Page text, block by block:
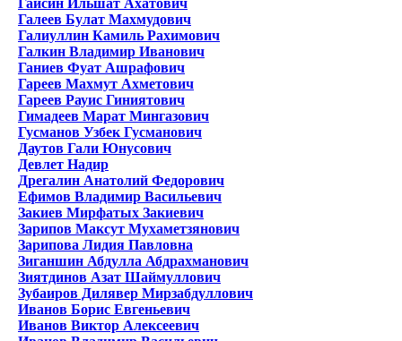
Галеев Булат Махмудович
Галиуллин Камиль Рахимович
Галкин Владимир Иванович
Ганиев Фуат Ашрафович
Гареев Махмут Ахметович
Гареев Рауис Гиниятович
Гимадеев Марат Мингазович
Гусманов Узбек Гусманович
Даутов Гали Юнусович
Девлет Надир
Дрегалин Анатолий Федорович
Ефимов Владимир Васильевич
Закиев Мирфатых Закиевич
Зарипов Максут Мухаметзянович
Зарипова Лидия Павловна
Зиганшин Абдулла Абдрахманович
Зиятдинов Азат Шаймуллович
Зубаиров Дилявер Мирзабдуллович
Иванов Борис Евгеньевич
Иванов Виктор Алексеевич